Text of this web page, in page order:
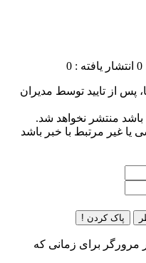
انتشار یافته : 0
از تایید توسط مدیران
باشد منتشر نخواهد شد.
یا غیر مرتبط با خبر باشد
پاک کردن !
مرورگر برای زمانی که